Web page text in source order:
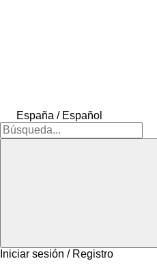
España / Español
Iniciar sesión / Registro